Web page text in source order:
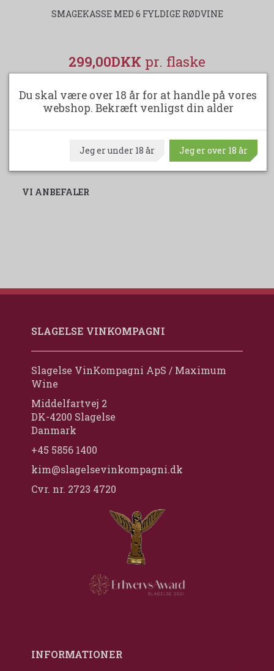
SMAGEKASSE MED 6 FYLDIGE RØDVINE
299,00DKK
575,00DKK
(spar 276,00DKK)
LÆG I KURV
VI ANBEFALER
SLAGELSE VINKOMPAGNI
Slagelse VinKompagni ApS / Maximum
Wine
Middelfartvej 2
DK-4200 Slagelse
Danmark
+45 5856 1400
kim@slagelsevinkompagni.dk
Cvr. nr. 2723 4720
INFORMATIONER
Du skal være over 18 år for at handle på vores
webshop. Bekræft venligst din alder
Jeg er under 18 år Jeg er over 18 år